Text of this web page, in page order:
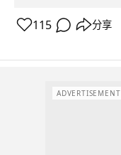
115 分享
ADVERTISEMENT